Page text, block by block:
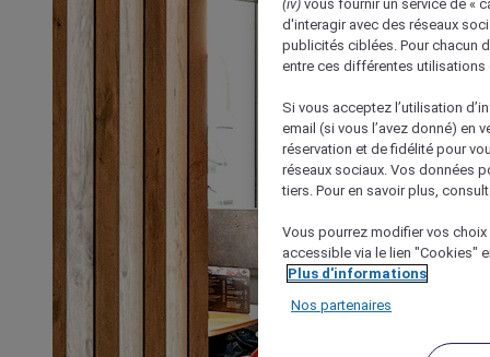
(iv) vous fournir un service de «
d'interagir avec des réseaux
publicités ciblées. Pour chacun
entre ces différentes utilisations
Si vous acceptez l’utilisation
email (si vous l’avez donné) en
réservation et de fidélité pour
réseaux sociaux. Vos données
tiers. Pour en savoir plus,
Vous pourrez modifier vos
accessible via le lien "Cookies"
Plus d'informations
Nos partenaires